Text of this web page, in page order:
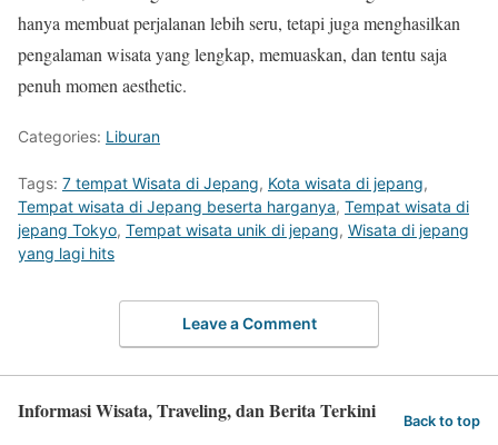
hanya membuat perjalanan lebih seru, tetapi juga menghasilkan
pengalaman wisata yang lengkap, memuaskan, dan tentu saja
penuh momen aesthetic.
Categories: Liburan
Tags: 7 tempat Wisata di Jepang, Kota wisata di jepang,
Tempat wisata di Jepang beserta harganya, Tempat wisata di
jepang Tokyo, Tempat wisata unik di jepang, Wisata di jepang
yang lagi hits
Leave a Comment
Informasi Wisata, Traveling, dan Berita Terkini Back to top